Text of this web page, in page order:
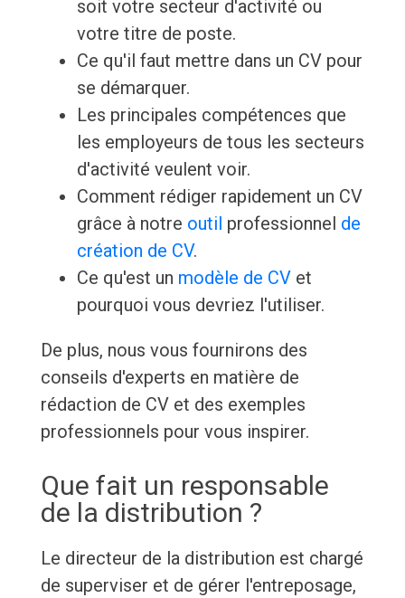
soit votre secteur d'activité ou
votre titre de poste.
Ce qu'il faut mettre dans un CV pour
se démarquer.
Les principales compétences que
les employeurs de tous les secteurs
d'activité veulent voir.
Comment rédiger rapidement un CV
grâce à notre outil professionnel de
création de CV.
Ce qu'est un modèle de CVet
pourquoi vous devriez l'utiliser.
De plus, nous vous fournirons des
conseils d'experts en matière de
rédaction de CV et des exemples
professionnels pour vous inspirer.
Que fait un responsable
de la distribution ?
Le directeur de la distribution est chargé
de superviser et de gérer l'entreposage,